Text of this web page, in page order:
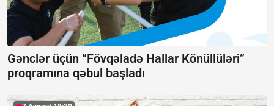
Gənclər üçün “Fövqəladə Hallar Könüllüləri”
proqramına qəbul başladı